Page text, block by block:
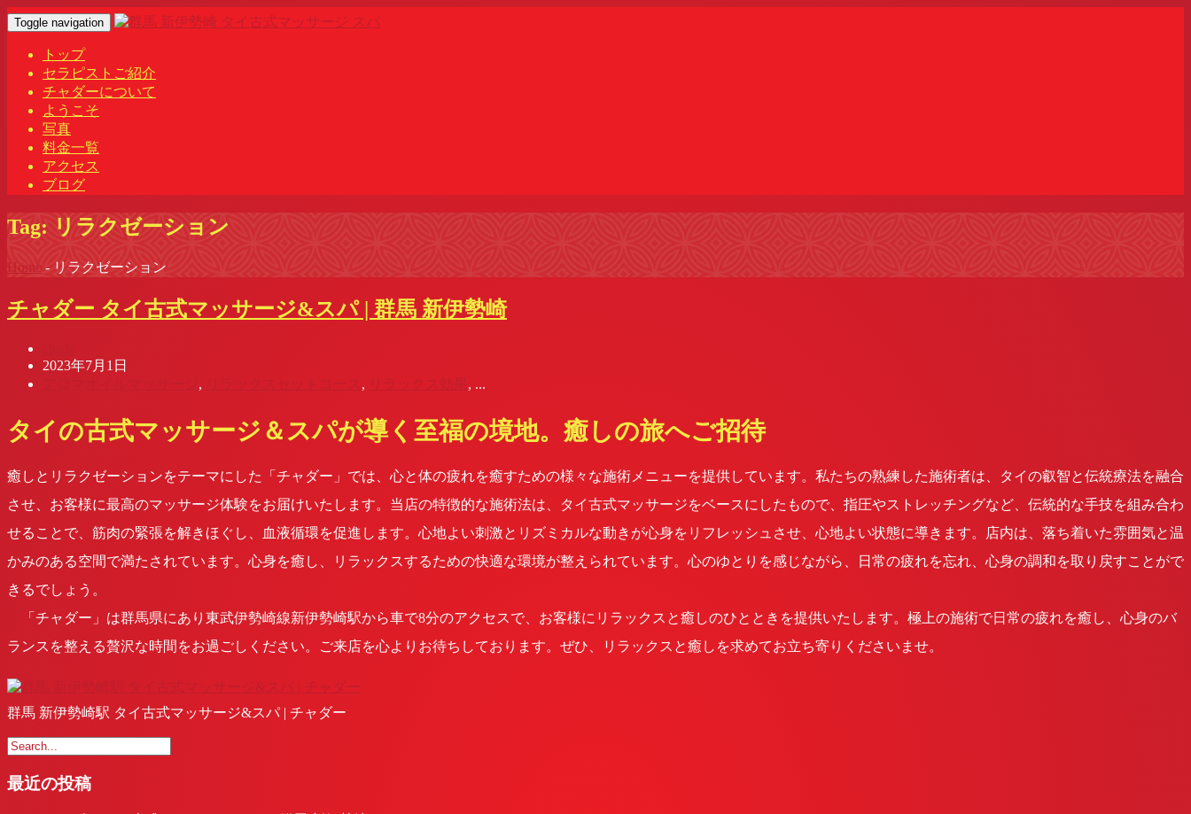
Toggle navigation
トップ
セラピストご紹介
チャダーについて
ようこそ
写真
料金一覧
アクセス
ブログ
Tag: リラクゼーション
Home - リラクゼーション
チャダー タイ古式マッサージ&スパ | 群馬 新伊勢崎
2023年7月1日
, リラックスセットコース , リラックス効果 , ...
タイの古式マッサージ＆スパが導く至福の境地。癒しの旅へご招待
癒しとリラクゼーションをテーマにした「チャダー」では、心と体の疲れを癒すための様々な施術メニューを提供しています。私たちの熟練した施術者は、タイの叡智と伝統療法を融合
させ、お客様に最高のマッサージ体験をお届けいたします。当店の特徴的な施術法は、タイ古式マッサージをベースにしたもので、指圧やストレッチングなど、伝統的な手技を組み合わ
せることで、筋肉の緊張を解きほぐし、血液循環を促進します。心地よい刺激とリズミカルな動きが心身をリフレッシュさせ、心地よい状態に導きます。店内は、落ち着いた雰囲気と温
かみのある空間で満たされています。心身を癒し、リラックスするための快適な環境が整えられています。心のゆとりを感じながら、日常の疲れを忘れ、心身の調和を取り戻すことがで
きるでしょう。
「チャダー」は群馬県にあり東武伊勢崎線新伊勢崎駅から車で8分のアクセスで、お客様にリラックスと癒しのひとときを提供いたします。極上の施術で日常の疲れを癒し、心身のバ
ランスを整える贅沢な時間をお過ごしください。ご来店を心よりお待ちしております。ぜひ、リラックスと癒しを求めてお立ち寄りくださいませ。
群馬 新伊勢崎駅 タイ古式マッサージ&スパ | チャダー
最近の投稿